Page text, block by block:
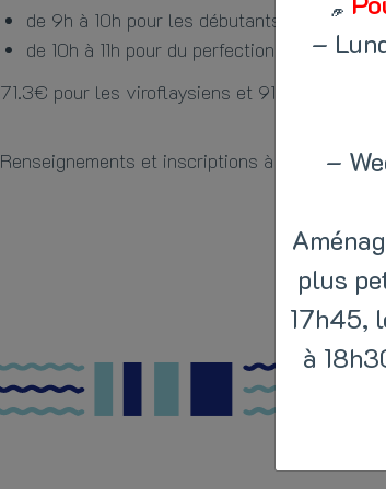
de 9h à 10h pour les débutants
de 10h à 11h pour du perfectionnement.
71.3€ pour les viroflaysiens et 91.3€ pour les
Renseignements et inscriptions à l’accueil.
–
–
plus
17h45,
à